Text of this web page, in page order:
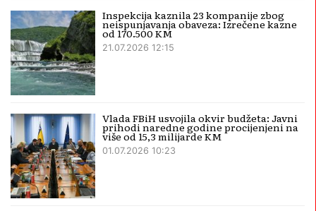
Inspekcija kaznila 23 kompanije zbog
neispunjavanja obaveza: Izrečene kazne
od 170.500 KM
21.07.2026 12:15
Vlada FBiH usvojila okvir budžeta: Javni
prihodi naredne godine procijenjeni na
više od 15,3 milijarde KM
01.07.2026 10:23